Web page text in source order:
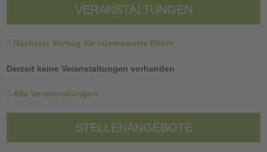
VERANSTALTUNGEN
Nächster Vortrag für interessierte Eltern
Derzeit keine Veranstaltungen vorhanden
Alle Veranstaltungen
STELLENANGEBOTE